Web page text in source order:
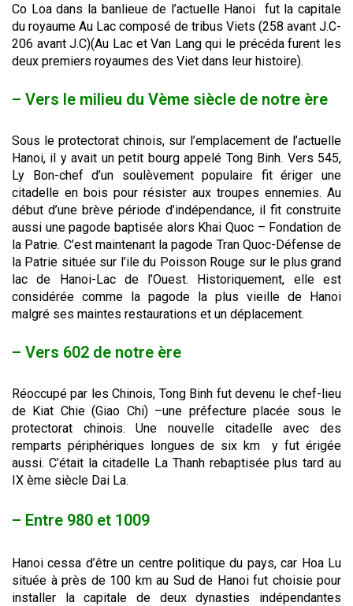
Co Loa dans la banlieue de l’actuelle Hanoi fut la capitale
du royaume Au Lac composé de tribus Viets (258 avant J.C-
206 avant J.C)(Au Lac et Van Lang qui le précéda furent les
deux premiers royaumes des Viet dans leur histoire).
– Vers le milieu du Vème siècle de notre ère
Sous le protectorat chinois, sur l’emplacement de l’actuelle
Hanoi, il y avait un petit bourg appelé Tong Binh. Vers 545,
Ly Bon-chef d’un soulèvement populaire fit ériger une
citadelle en bois pour résister aux troupes ennemies. Au
début d’une brève période d’indépendance, il fit construite
aussi une pagode baptisée alors Khai Quoc – Fondation de
la Patrie. C’est maintenant la pagode Tran Quoc-Défense de
la Patrie située sur l’ile du Poisson Rouge sur le plus grand
lac de Hanoi-Lac de l’Ouest. Historiquement, elle est
considérée comme la pagode la plus vieille de Hanoi
malgré ses maintes restaurations et un déplacement.
– Vers 602 de notre ère
Réoccupé par les Chinois, Tong Binh fut devenu le chef-lieu
de Kiat Chie (Giao Chi) –une préfecture placée sous le
protectorat chinois. Une nouvelle citadelle avec des
remparts périphériques longues de six km y fut érigée
aussi. C’était la citadelle La Thanh rebaptisée plus tard au
IX ème siècle Dai La.
– Entre 980 et 1009
Hanoi cessa d’être un centre politique du pays, car Hoa Lu
située à près de 100 km au Sud de Hanoi fut choisie pour
installer la capitale de deux dynasties indépendantes